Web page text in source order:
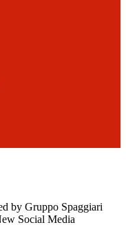
by Gruppo Spaggiari
Social Media